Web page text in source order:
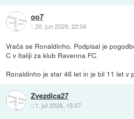
oo7
::20. jun 2026, 22:06
Vrača se Ronaldinho. Podpisal je
C v Italiji za klub Ravenna FC.
Ronaldinho je star 46 let in je bil 11 let v
Zvezdica27
:: 1. jul 2026, 15:37